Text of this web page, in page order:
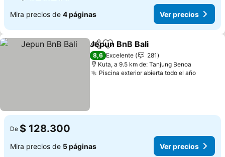
Mira precios de 4 páginas Ver precios
CompartirAgregar a favoritos
Jepun BnB Bali
8,6 Excelente
281
Kuta, a 9.5 km de: Tanjung Benoa
Piscina exterior abierta todo el año
De $ 128.300
Mira precios de 5 páginas Ver precios